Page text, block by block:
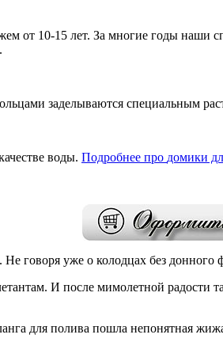
от 10-15 лет. За многие годы наши
.
заделываются специальным
воды. Подробнее про домики
говоря уже о колодцах без донного
И после мимолетной радости
для полива пошла непонятная